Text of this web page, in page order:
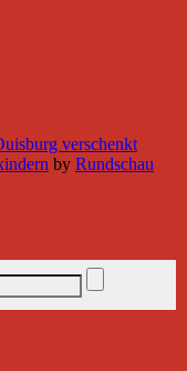
verschenkt
by Rundschau